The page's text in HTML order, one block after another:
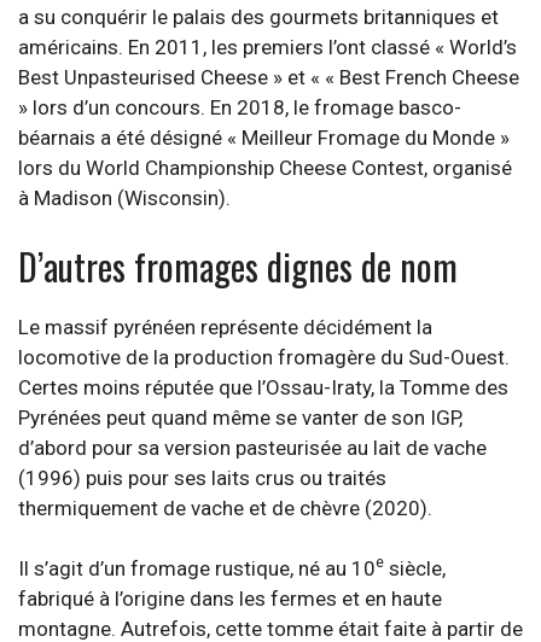
a su conquérir le palais des gourmets britanniques et
américains. En 2011, les premiers l’ont classé « World’s
Best Unpasteurised Cheese » et « « Best French Cheese
» lors d’un concours. En 2018, le fromage basco-
béarnais a été désigné « Meilleur Fromage du Monde »
lors du World Championship Cheese Contest, organisé
à Madison (Wisconsin).
D’autres fromages dignes de nom
Le massif pyrénéen représente décidément la
locomotive de la production fromagère du Sud-Ouest.
Certes moins réputée que l’Ossau-Iraty, la Tomme des
Pyrénées peut quand même se vanter de son IGP,
d’abord pour sa version pasteurisée au lait de vache
(1996) puis pour ses laits crus ou traités
thermiquement de vache et de chèvre (2020).
Il s’agit d’un fromage rustique, né au 10e siècle,
fabriqué à l’origine dans les fermes et en haute
montagne. Autrefois, cette tomme était faite à partir de